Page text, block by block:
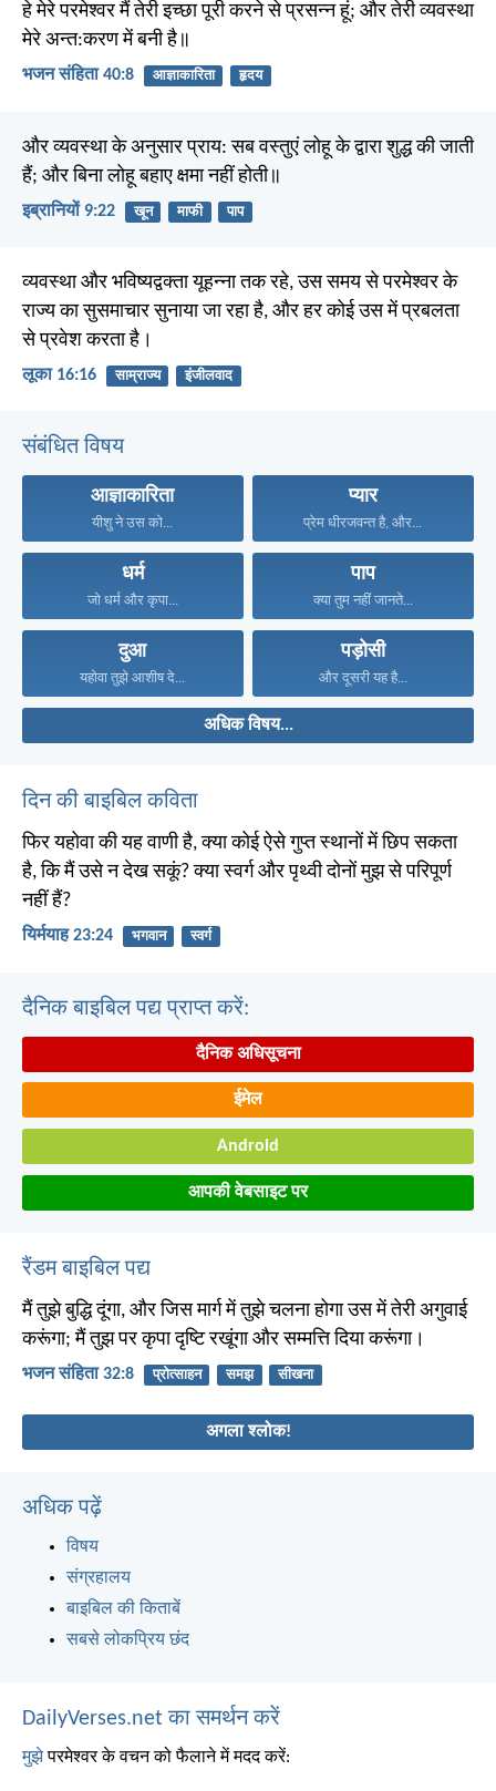
हे मेरे परमेश्वर मैं तेरी इच्छा पूरी करने से प्रसन्न हूं; और तेरी व्यवस्था
मेरे अन्त:करण में बनी है॥
भजन संहिता 40:8 आज्ञाकारिता हृदय
और व्यवस्था के अनुसार प्राय: सब वस्तुएं लोहू के द्वारा शुद्ध की जाती
हैं; और बिना लोहू बहाए क्षमा नहीं होती॥
इब्रानियों 9:22 खून माफी पाप
व्यवस्था और भविष्यद्वक्ता यूहन्ना तक रहे, उस समय से परमेश्वर के
राज्य का सुसमाचार सुनाया जा रहा है, और हर कोई उस में प्रबलता
से प्रवेश करता है।
लूका 16:16 साम्राज्य इंजीलवाद
संबंधित विषय
आज्ञाकारिता
यीशु ने उस को...
प्यार
प्रेम धीरजवन्त है, और...
धर्म
जो धर्म और कृपा...
पाप
क्या तुम नहीं जानते...
दुआ
यहोवा तुझे आशीष दे...
पड़ोसी
और दूसरी यह है...
अधिक विषय...
दिन की बाइबिल कविता
फिर यहोवा की यह वाणी है, क्या कोई ऐसे गुप्त स्थानों में छिप सकता
है, कि मैं उसे न देख सकूं? क्या स्वर्ग और पृथ्वी दोनों मुझ से परिपूर्ण
नहीं हैं?
यिर्मयाह 23:24 भगवान स्वर्ग
दैनिक बाइबिल पद्य प्राप्त करें:
दैनिक अधिसूचना
ईमेल
Android
आपकी वेबसाइट पर
रैंडम बाइबिल पद्य
मैं तुझे बुद्धि दूंगा, और जिस मार्ग में तुझे चलना होगा उस में तेरी अगुवाई
करूंगा; मैं तुझ पर कृपा दृष्टि रखूंगा और सम्मत्ति दिया करूंगा।
भजन संहिता 32:8 प्रोत्साहन समझ सीखना
अगला श्लोक!
अधिक पढ़ें
विषय
संग्रहालय
बाइबिल की किताबें
सबसे लोकप्रिय छंद
DailyVerses.net का समर्थन करें
मुझेपरमेश्वर के वचन को फैलाने में मदद करें: